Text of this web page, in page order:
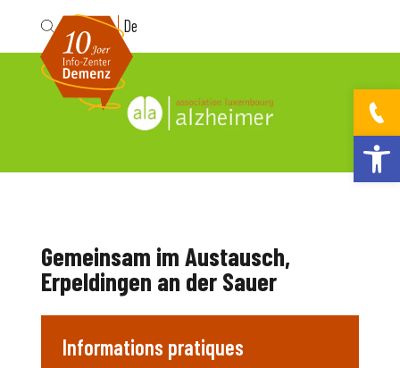
Ouvrir la
Fr De
Gemeinsam im Austausch,
Erpeldingen an der Sauer
Informations pratiques